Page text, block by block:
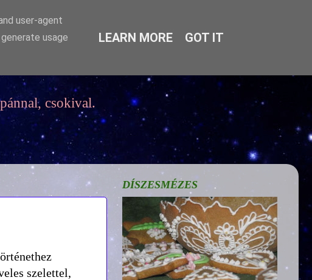
csokival.
szelettel,
DÍSZESMÉZES
user-agent
usage
LEARN MORE GOT IT